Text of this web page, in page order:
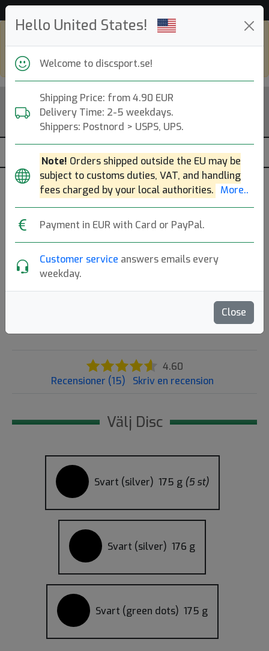
Hello United States!
Welcome to discsport.se!
Shipping Price: from 4.90 EUR
Delivery Time: 2-5 weekdays.
Shippers: Postnord > USPS, UPS.
Note! Orders shipped outside the EU may be
subject to customs duties, VAT, and handling
fees charged by your local authorities. More..
Payment in EUR with Card or PayPal.
Customer service answers emails every
weekday.
Close
go todiscsport.com
32
Blue (white)
K1 Reko
Kastaplast
Flight: 3 3 0 1
4.60
Recensioner (15)
Skriv en recension
Välj Disc
Svart (silver) 175 g (5 st)
Svart (silver) 176 g
Svart (green dots) 175 g